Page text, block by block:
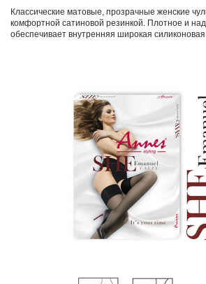
Классические матовые, прозрачные женские
комфортной сатиновой резинкой. Плотное и
обеспечивает внутренняя широкая